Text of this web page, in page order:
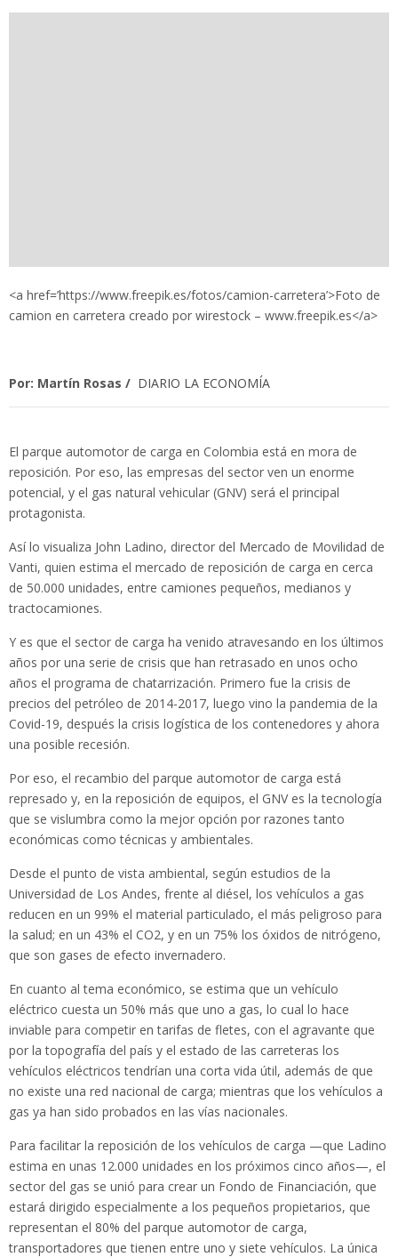
<a href=’https://www.freepik.es/fotos/camion-carretera’>Foto de
camion en carretera creado por wirestock – www.freepik.es</a>
Por: Martín Rosas / DIARIO LA ECONOMÍA
El parque automotor de carga en Colombia está en mora de
reposición. Por eso, las empresas del sector ven un enorme
potencial, y el gas natural vehicular (GNV) será el principal
protagonista.
Así lo visualiza John Ladino, director del Mercado de Movilidad de
Vanti, quien estima el mercado de reposición de carga en cerca
de 50.000 unidades, entre camiones pequeños, medianos y
tractocamiones.
Y es que el sector de carga ha venido atravesando en los últimos
años por una serie de crisis que han retrasado en unos ocho
años el programa de chatarrización. Primero fue la crisis de
precios del petróleo de 2014-2017, luego vino la pandemia de la
Covid-19, después la crisis logística de los contenedores y ahora
una posible recesión.
Por eso, el recambio del parque automotor de carga está
represado y, en la reposición de equipos, el GNV es la tecnología
que se vislumbra como la mejor opción por razones tanto
económicas como técnicas y ambientales.
Desde el punto de vista ambiental, según estudios de la
Universidad de Los Andes, frente al diésel, los vehículos a gas
reducen en un 99% el material particulado, el más peligroso para
la salud; en un 43% el CO2, y en un 75% los óxidos de nitrógeno,
que son gases de efecto invernadero.
En cuanto al tema económico, se estima que un vehículo
eléctrico cuesta un 50% más que uno a gas, lo cual lo hace
inviable para competir en tarifas de fletes, con el agravante que
por la topografía del país y el estado de las carreteras los
vehículos eléctricos tendrían una corta vida útil, además de que
no existe una red nacional de carga; mientras que los vehículos a
gas ya han sido probados en las vías nacionales.
Para facilitar la reposición de los vehículos de carga —que Ladino
estima en unas 12.000 unidades en los próximos cinco años—, el
sector del gas se unió para crear un Fondo de Financiación, que
estará dirigido especialmente a los pequeños propietarios, que
representan el 80% del parque automotor de carga,
transportadores que tienen entre uno y siete vehículos. La única